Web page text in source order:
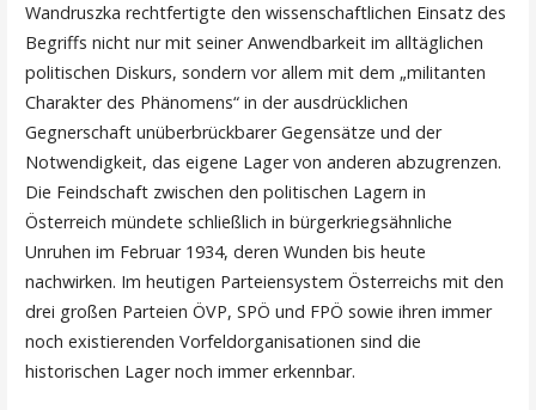
Wandruszka rechtfertigte den wissenschaftlichen Einsatz des
Begriffs nicht nur mit seiner Anwendbarkeit im alltäglichen
politischen Diskurs, sondern vor allem mit dem „militanten
Charakter des Phänomens“ in der ausdrücklichen
Gegnerschaft unüberbrückbarer Gegensätze und der
Notwendigkeit, das eigene Lager von anderen abzugrenzen.
Die Feindschaft zwischen den politischen Lagern in
Österreich mündete schließlich in bürgerkriegsähnliche
Unruhen im Februar 1934, deren Wunden bis heute
nachwirken. Im heutigen Parteiensystem Österreichs mit den
drei großen Parteien ÖVP, SPÖ und FPÖ sowie ihren immer
noch existierenden Vorfeldorganisationen sind die
historischen Lager noch immer erkennbar.